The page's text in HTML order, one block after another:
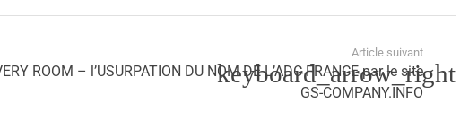
Article suivant
ROOM – l’USURPATION DU NOM DE L’ADC FRANCE par le site
GS-COMPANY.INFO